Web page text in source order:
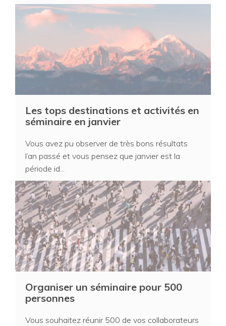
Les tops destinations et activités en
séminaire en janvier
Vous avez pu observer de très bons résultats
l’an passé et vous pensez que janvier est la
période id...
Organiser un séminaire pour 500
personnes
Vous souhaitez réunir 500 de vos collaborateurs